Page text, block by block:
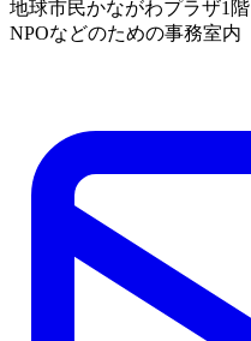
地球市民かながわプラザ1階
NPOなどのための事務室内